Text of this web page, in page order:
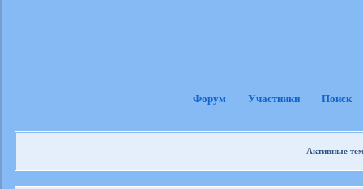
Форум Участники Поиск
Активные